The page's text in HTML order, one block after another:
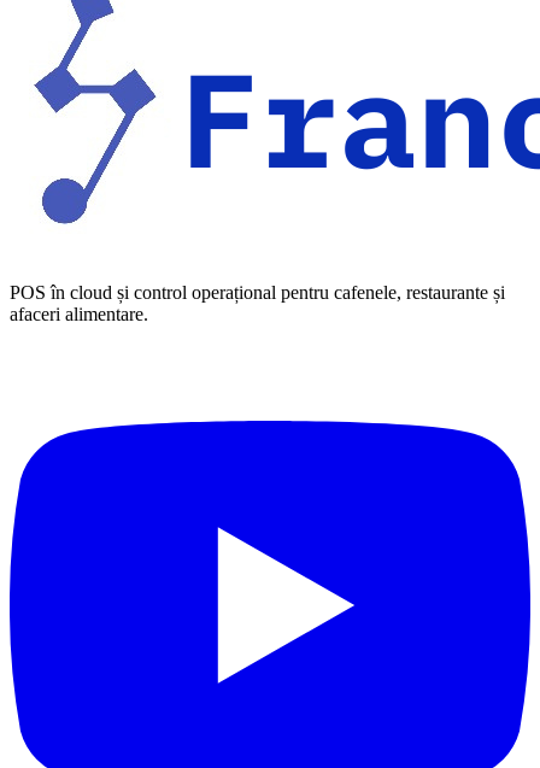
POS în cloud și control operațional pentru cafenele, restaurante și
afaceri alimentare.